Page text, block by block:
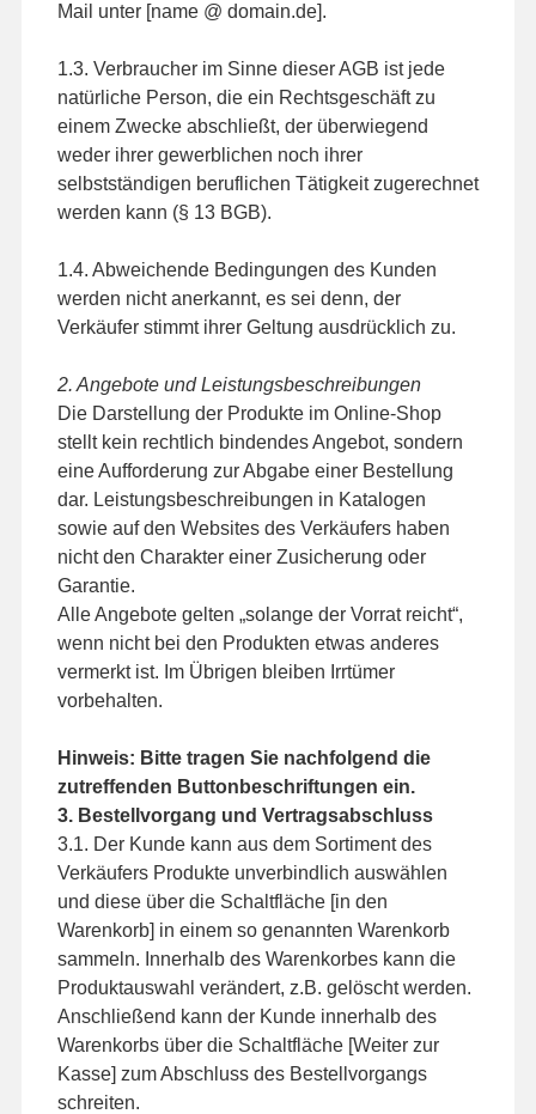
Mail unter [name @ domain.de].
1.3. Verbraucher im Sinne dieser AGB ist jede
natürliche Person, die ein Rechtsgeschäft zu
einem Zwecke abschließt, der überwiegend
weder ihrer gewerblichen noch ihrer
selbstständigen beruflichen Tätigkeit zugerechnet
werden kann (§ 13 BGB).
1.4. Abweichende Bedingungen des Kunden
werden nicht anerkannt, es sei denn, der
Verkäufer stimmt ihrer Geltung ausdrücklich zu.
2. Angebote und Leistungsbeschreibungen
Die Darstellung der Produkte im Online-Shop
stellt kein rechtlich bindendes Angebot, sondern
eine Aufforderung zur Abgabe einer Bestellung
dar. Leistungsbeschreibungen in Katalogen
sowie auf den Websites des Verkäufers haben
nicht den Charakter einer Zusicherung oder
Garantie.
Alle Angebote gelten „solange der Vorrat reicht“,
wenn nicht bei den Produkten etwas anderes
vermerkt ist. Im Übrigen bleiben Irrtümer
vorbehalten.
Hinweis: Bitte tragen Sie nachfolgend die
zutreffenden Buttonbeschriftungen ein.
3. Bestellvorgang und Vertragsabschluss
3.1. Der Kunde kann aus dem Sortiment des
Verkäufers Produkte unverbindlich auswählen
und diese über die Schaltfläche [in den
Warenkorb] in einem so genannten Warenkorb
sammeln. Innerhalb des Warenkorbes kann die
Produktauswahl verändert, z.B. gelöscht werden.
Anschließend kann der Kunde innerhalb des
Warenkorbs über die Schaltfläche [Weiter zur
Kasse] zum Abschluss des Bestellvorgangs
schreiten.